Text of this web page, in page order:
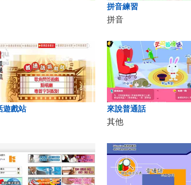
拼音練習
拼音
遊戲站 來說普通話
其他